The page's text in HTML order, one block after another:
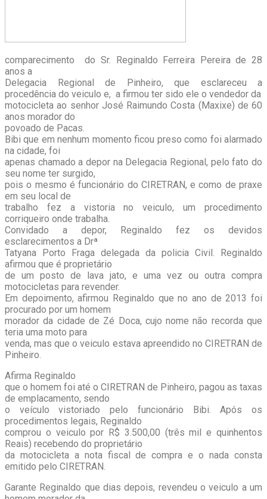
comparecimento do Sr. Reginaldo Ferreira Pereira de 28
anos a
Delegacia Regional de Pinheiro, que esclareceu a
procedência do veiculo e, a firmou ter sido ele o vendedor da
motocicleta ao senhor José Raimundo Costa (Maxixe) de 60
anos morador do
povoado de Pacas.
Bibi que em nenhum momento ficou preso como foi alarmado
na cidade, foi
apenas chamado a depor na Delegacia Regional, pelo fato do
seu nome ter surgido,
pois o mesmo é funcionário do CIRETRAN, e como de praxe
em seu local de
trabalho fez a vistoria no veiculo, um procedimento
corriqueiro onde trabalha.
Convidado a depor, Reginaldo fez os devidos
esclarecimentos a Drª
Tatyana Porto Fraga delegada da policia Civil. Reginaldo
afirmou que é proprietário
de um posto de lava jato, e uma vez ou outra compra
motocicletas para revender.
Em depoimento, afirmou Reginaldo que no ano de 2013 foi
procurado por um homem
morador da cidade de Zé Doca, cujo nome não recorda que
teria uma moto para
venda, mas que o veiculo estava apreendido no CIRETRAN de
Pinheiro.
Afirma Reginaldo
que o homem foi até o CIRETRAN de Pinheiro, pagou as taxas
de emplacamento, sendo
o veículo vistoriado pelo funcionário Bibi. Após os
procedimentos legais, Reginaldo
comprou o veiculo por R$ 3.500,00 (três mil e quinhentos
Reais) recebendo do proprietário
da motocicleta a nota fiscal de compra e o nada consta
emitido pelo CIRETRAN.
Garante Reginaldo que dias depois, revendeu o veiculo a um